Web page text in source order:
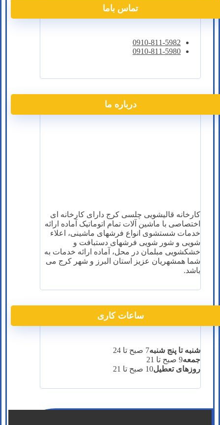
تماس باما
0910-811-5982
0910-811-5980
درباره ما
کارخانه قالیشویی چلسی کرج دارای کارخانه ای
اختصاصی با ماشین آلات تمام اتوماتیک آماده ارائه
خدمات شستشوی انواع فرشهای ماشینی، اعلاء
شویی و شور شویی فرشهای دستبافت و
خشکشویی مبلمان در محل، آماده ارائه خدمات به
شما همشهریان عزیز استان البرز و شهر کرج می
باشد.
ساعات کاری
شنبه تا پنج شنبه7 صبح تا 24
جمعه9 صبح تا 21
روزهای تعطیل10 صبح تا 21